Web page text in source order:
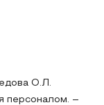
О.Л.
персоналом. –